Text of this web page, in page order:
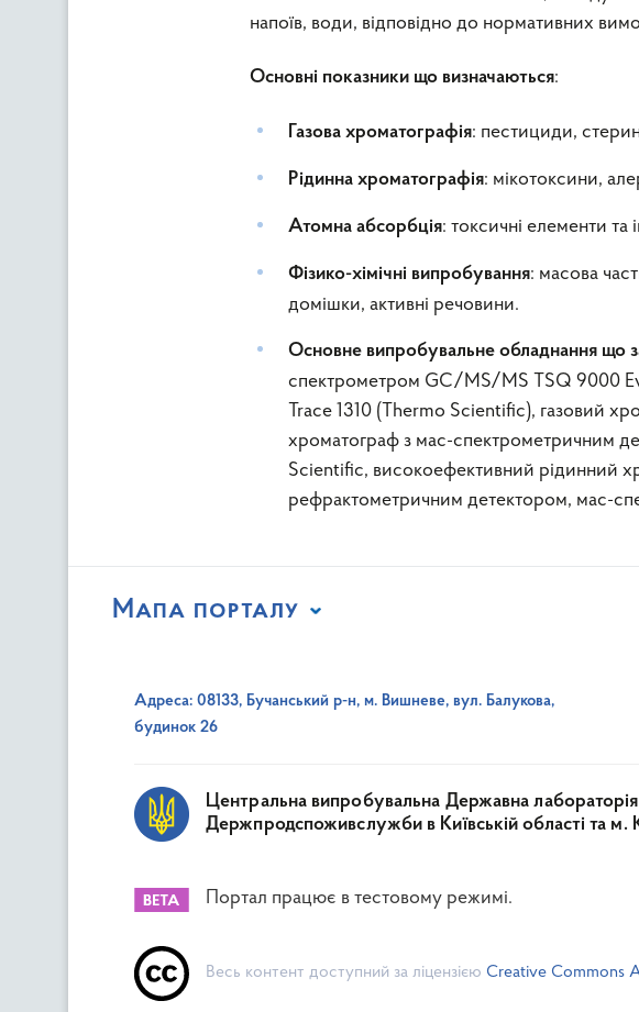
напоїв, води, відповідно до нормативних
Основні показники що визначаються:
Газова хроматографія: пестициди,
Рідинна хроматографія: мікотоксини,
Атомна абсорбція: токсичні елементи та
Фізико-хімічні випробування: масова
домішки, активні речовини.
Основне випробувальне обладнання що
спектрометром GC/MS/MS TSQ 9000
Trace 1310 (Thermo Scientific), газовий
хроматограф з мас-спектрометричним
Scientific, високоефективний рідинний
рефрактометричним детектором, мас-
Мапа порталу
Адреса: 08133, Бучанський р-н, м. Вишневе, вул. Балукова,
будинок 26
Центральна випробувальна Державна лабораторія
Держпродспоживслужби в Київській області та м.
Портал працює в тестовому режимі.
Весь контент доступний за ліцензією Creative Commons